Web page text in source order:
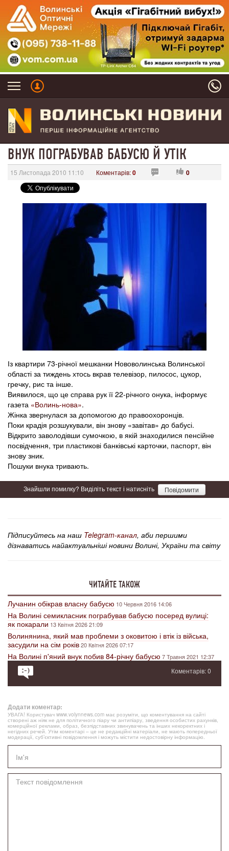
ВНУК ПОГРАБУВАВ БАБУСЮ Й УТІК
15 Листопада 2010 11:10 Коментарів:0 0
Із квартири 73-річної мешканки Нововолинська Волинської
області за тиждень хтось вкрав телевізор, пилосос, цукор,
гречку, рис та інше.
Виявилося, що це справа рук її 22-річного онука, інформує
газета «Волинь-нова».
Жінка звернулася за допомогою до правоохоронців.
Поки крадія розшукували, він знову «завітав» до бабусі.
Відкрито заволодівши сумочкою, в якій знаходилися пенсійне
посвідчення, три пластикові банківські карточки, паспорт, він
знову зник.
Пошуки внука тривають.
Знайшли помилку? Виділіть текст і натисніть Повідомити
Підписуйтесь на наш Telegram-канал, аби першими
дізнаватись найактуальніші новини Волині, України та світу
ЧИТАЙТЕ ТАКОЖ
Лучанин обікрав власну бабусю 10 Червня 2016 14:06
На Волині семикласник пограбував бабусю посеред вулиці:
як покарали 13 Квітня 2026 21:09
Волинянина, який мав проблеми з оковитою і втік із війська,
засудили на сім років20 Квітня 2026 07:17
На Волині п'яний внук побив 84-річну бабусю 7 Травня 2021 12:37
Коментарів: 0
Додати коментар:
УВАГА! Користувач www.volynnews.com має розуміти, що коментування на сайті
створені аж ніяк не для політичного піару чи антипіару, зведення особистих рахунків,
комерційної реклами, образ, безпідставних звинувачень та інших некоректних і
негідних речей. Утім коментарі – це не редакційні матеріали, не мають попередньої
модерації, суб’єктивні повідомлення і можуть містити недостовірну інформацію.